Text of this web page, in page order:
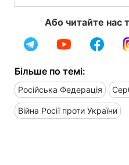
Або читайте нас
Більше по темі:
Російська Федерація
Війна Росії проти України